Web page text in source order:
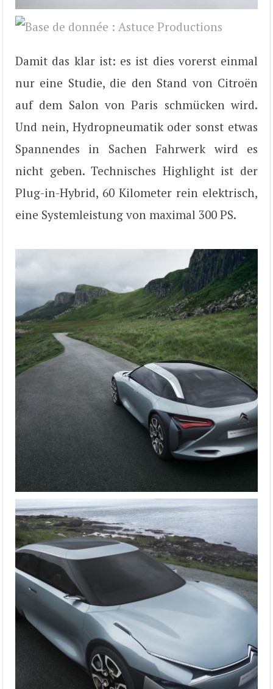
Damit das klar ist: es ist dies vorerst einmal
nur eine Studie, die den Stand von Citroën
auf dem Salon von Paris schmücken wird.
Und nein, Hydropneumatik oder sonst etwas
Spannendes in Sachen Fahrwerk wird es
nicht geben. Technisches Highlight ist der
Plug-in-Hybrid, 60 Kilometer rein elektrisch,
eine Systemleistung von maximal 300 PS.